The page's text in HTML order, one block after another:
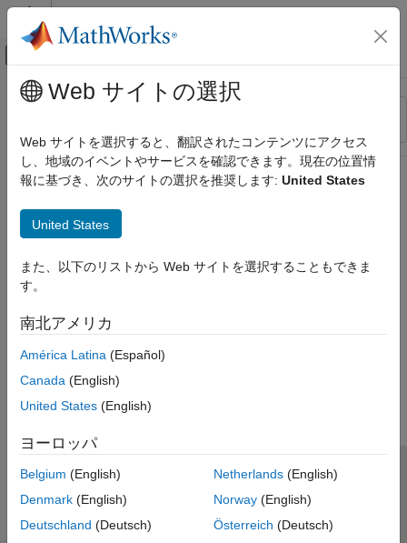
コンテンツへスキップ
オフキャンバス ナビゲーション メ
リソース
ステータス
メインコンテンツ
Web サイトの選択
Web サイトを選択すると、翻訳されたコンテンツにアクセス
し、地域のイベントやサービスを確認できます。現在の位置情
報に基づき、次のサイトの選択を推奨します: United States
United States
また、以下のリストから Web サイトを選択することもできま
す。
南北アメリカ
América Latina (Español)
Canada (English)
United States (English)
ヨーロッパ
Belgium (English)
Denmark (English)
Deutschland (Deutsch)
Netherlands(English)
Norway(English)
Österreich (Deutsch)
トラストセンター
プライバシー ポリシー
違法コピー防止
アプリケーション ステータス
© 1994-2026 The MathWorks, Inc.